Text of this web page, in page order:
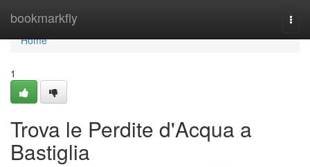
bookmarkfly
Home
Home
1
Trova le Perdite d'Acqua a
Bastiglia